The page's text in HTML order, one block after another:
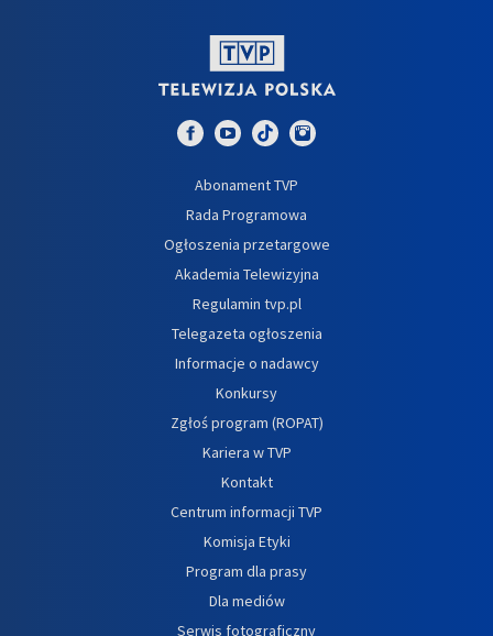
Abonament TVP
Rada Programowa
Ogłoszenia przetargowe
Akademia Telewizyjna
Regulamin tvp.pl
Telegazeta ogłoszenia
Informacje o nadawcy
Konkursy
Zgłoś program (ROPAT)
Kariera w TVP
Kontakt
Centrum informacji TVP
Komisja Etyki
Program dla prasy
Dla mediów
Serwis fotograficzny